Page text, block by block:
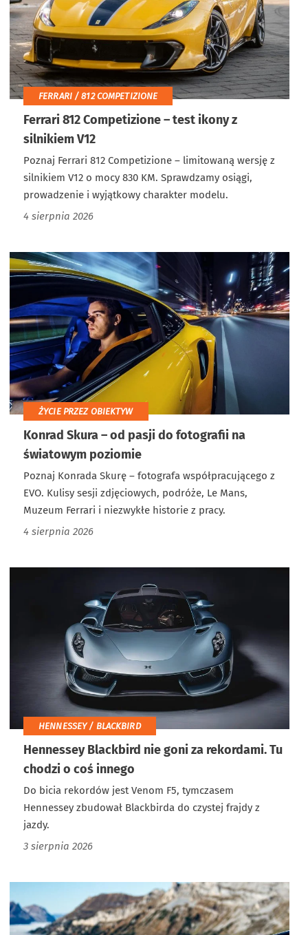
FERRARI / 812 COMPETIZIONE
Ferrari 812 Competizione – test ikony z
silnikiem V12
Poznaj Ferrari 812 Competizione – limitowaną wersję z
silnikiem V12 o mocy 830 KM. Sprawdzamy osiągi,
prowadzenie i wyjątkowy charakter modelu.
4 sierpnia 2026
ŻYCIE PRZEZ OBIEKTYW
Konrad Skura – od pasji do fotografii na
światowym poziomie
Poznaj Konrada Skurę – fotografa współpracującego z
EVO. Kulisy sesji zdjęciowych, podróże, Le Mans,
Muzeum Ferrari i niezwykłe historie z pracy.
4 sierpnia 2026
HENNESSEY / BLACKBIRD
Hennessey Blackbird nie goni za rekordami. Tu
chodzi o coś innego
Do bicia rekordów jest Venom F5, tymczasem
Hennessey zbudował Blackbirda do czystej frajdy z
jazdy.
3 sierpnia 2026